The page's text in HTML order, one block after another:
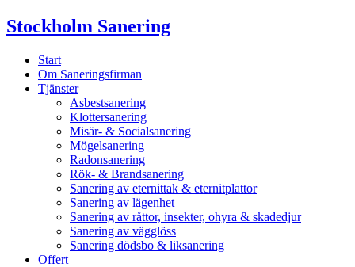
Skip
to
Stockholm Sanering
Start
Om Saneringsfirman
Tjänster
Asbestsanering
Klottersanering
Misär- & Socialsanering
Mögelsanering
Radonsanering
Rök- & Brandsanering
Sanering av eternittak & eternitplattor
Sanering av lägenhet
Sanering av råttor, insekter, ohyra & skadedjur
Sanering av vägglöss
Sanering dödsbo & liksanering
Offert